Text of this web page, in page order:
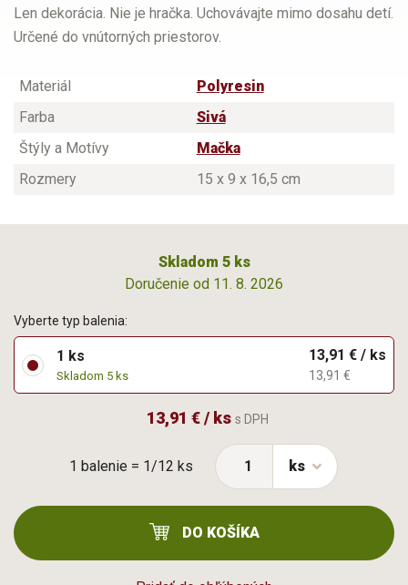
Len dekorácia. Nie je hračka. Uchovávajte mimo dosahu detí.
Určené do vnútorných priestorov.
Materiál
Polyresin
Farba
Sivá
Štýly a Motívy
Mačka
Rozmery
15 x 9 x 16,5 cm
Skladom 5 ks
Doručenie od 11. 8. 2026
1 balenie = 1/12 ks
Vyberte typ balenia:
1 ks
Skladom 5 ks
13,91 € / ks
13,91 €
13,91 € / ks s DPH
ks
DO KOŠÍKA